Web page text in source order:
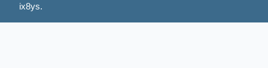
ix8ys.